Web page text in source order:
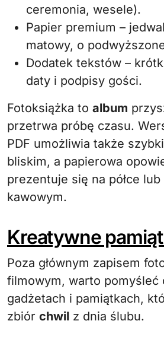
ceremonia, wesele).
Papier premium –
matowy, o
Dodatek tekstów –
daty i podpisy gości.
Fotoksiążka to album
przetrwa próbę czasu.
PDF umożliwia także
bliskim, a papierowa
prezentuje się na półce
kawowym.
Kreatywne
Poza głównym zapisem
filmowym, warto pomyśleć
gadżetach i pamiątkach,
zbiór chwil z dnia ślubu.